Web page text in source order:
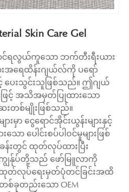
Skin Care Gel
င်ရလွယ်ကူသော ဘက်တီးရီးယား
းအရေထိန်းဂျယ်လ်ကို ပရော်
းသွင်းသူဖြစ်သည်။ ဤဂျယ်
င့် အသိအမှတ်ပြုထားသော
တစ်မျိုးဖြစ်သည်။
းမှာ ငွေရောင်အိုင်းယွန်းများနှင့်
ပေါင်းစပ်ပါဝင်မှုများဖြစ်
င်ခန်းတွင် ထုတ်လုပ်ထားပြီး
န်ုပ်တို့သည် ဖော်မြူလာကို
ထုတ်လုပ်ရေးမှတ်ပုံတင်ခြင်းအထိ
စ်ခုတည်းသော OEM